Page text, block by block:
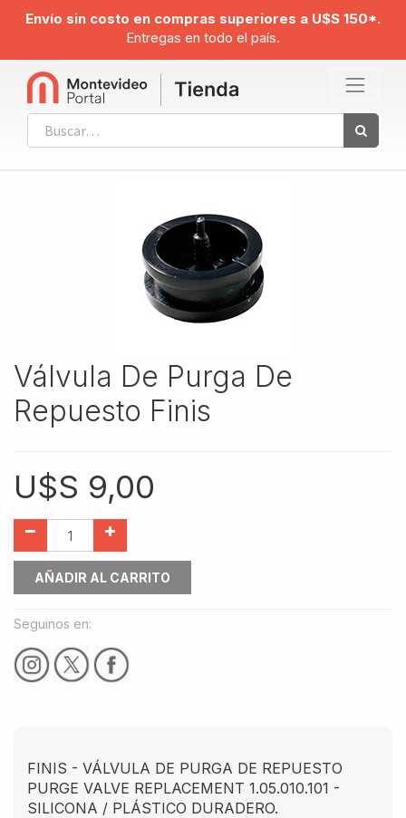
Envío sin costo en compras superiores a U$S 150*.
Entregas en todo el país.
Válvula De Purga De
Repuesto Finis
U$S 9,00
AÑADIR AL CARRITO
Seguinos en:
FINIS - VÁLVULA DE PURGA DE REPUESTO
PURGE VALVE REPLACEMENT 1.05.010.101 -
SILICONA / PLÁSTICO DURADERO.